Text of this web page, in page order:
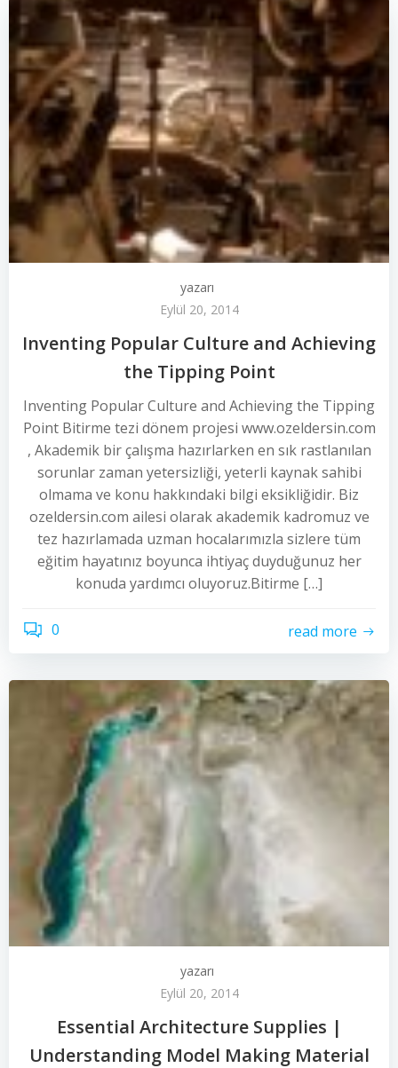
yazarı
Eylül 20, 2014
Inventing Popular Culture and Achieving
the Tipping Point
Inventing Popular Culture and Achieving the Tipping
Point Bitirme tezi dönem projesi www.ozeldersin.com
, Akademik bir çalışma hazırlarken en sık rastlanılan
sorunlar zaman yetersizliği, yeterli kaynak sahibi
olmama ve konu hakkındaki bilgi eksikliğidir. Biz
ozeldersin.com ailesi olarak akademik kadromuz ve
tez hazırlamada uzman hocalarımızla sizlere tüm
eğitim hayatınız boyunca ihtiyaç duyduğunuz her
konuda yardımcı oluyoruz.Bitirme […]
0 read more
yazarı
Eylül 20, 2014
Essential Architecture Supplies |
Understanding Model Making Material